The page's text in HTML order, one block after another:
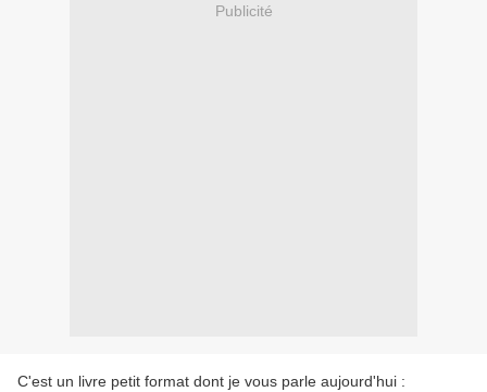
Publicité
C'est un livre petit format dont je vous parle aujourd'hui :